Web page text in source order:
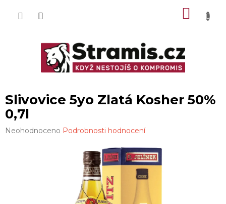
Slivovice 5yo Zlatá Kosher 50%
0,7l
Průměrné
Neohodnoceno Podrobnosti hodnocení